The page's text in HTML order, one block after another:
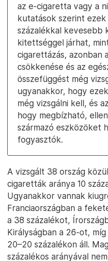
az e-cigaretta vagy a
kutatások szerint ezek
százalékkal kevesebb
kitettséggel járhat,
cigarettázás, azonban
csökkenése és az
összefüggést még
ugyanakkor, hogy
még vizsgálni kell, és
hogy megbízható,
származó eszközöket
fogyasztók.
A vizsgált 38 ország
cigaretták aránya 10
Ugyanakkor vannak
Franciaországban a
a 38 százalékot,
Királyságban a 26-ot,
20–20 százalékon áll.
százalékos arányával